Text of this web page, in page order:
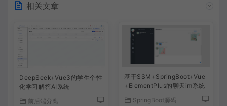
相关文章
DeepSeek+Vue3的学生个性
化学习解答AI系统
前后端分离
基于SSM+SpringBoot+Vue
+ElementPlus的聊天im系统
SpringBoot源码